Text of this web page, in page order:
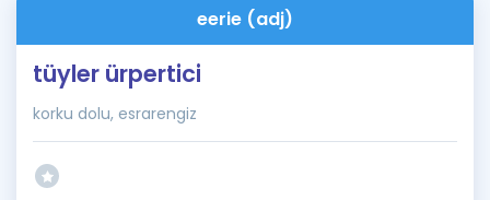
Blog
İngilizce Gramer
eerie (adj)
tüyler ürpertici
korku dolu, esrarengiz